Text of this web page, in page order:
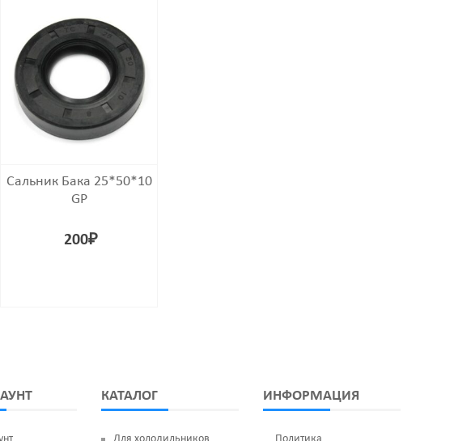
Сальник Бака 25*50*10
GP
200₽
КАТАЛОГ ИНФОРМАЦИЯ